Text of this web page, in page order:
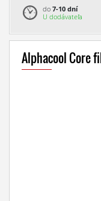
do 7-10 dní
U dodávateľa
Alphacool Core